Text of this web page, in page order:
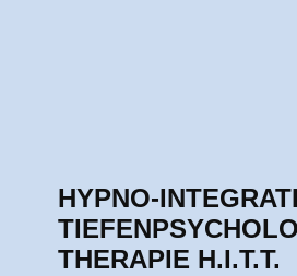
HYPNO-
THERAPIE H.I.T.T.